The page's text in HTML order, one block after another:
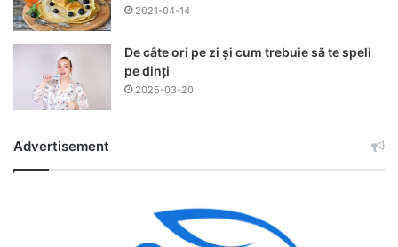
2021-04-14
De câte ori pe zi și cum trebuie să te speli
pe dinți
2025-03-20
Advertisement